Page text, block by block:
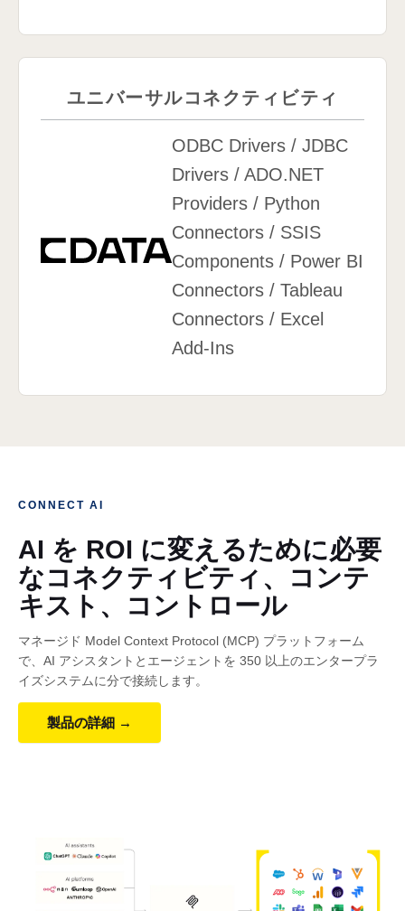
ユニバーサルコネクティビティ
ODBC Drivers / JDBC
Drivers / ADO.NET
Providers / Python
Connectors / SSIS
Components / Power BI
Connectors / Tableau
Connectors / Excel
Add-Ins
CONNECT AI
AI を ROI に変えるために必要
なコネクティビティ、コンテ
キスト、コントロール
マネージド Model Context Protocol (MCP) プラットフォーム
で、AI アシスタントとエージェントを 350 以上のエンタープラ
イズシステムに分で接続します。
製品の詳細 →